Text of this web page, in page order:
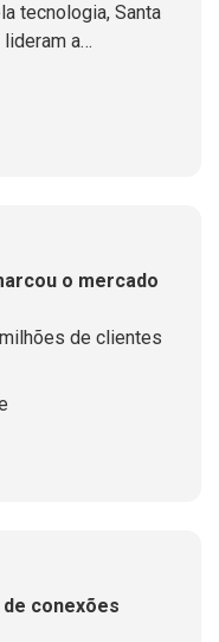
tecnologia, Santa
a
o mercado
de clientes
conexões